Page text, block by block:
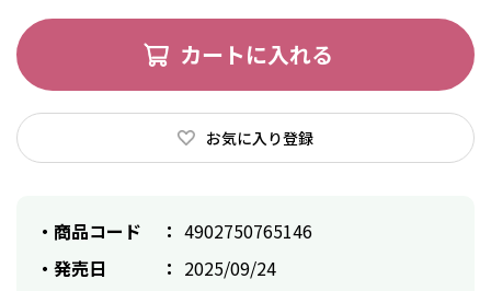
カートに入れる
お気に入り登録
商品コード
4902750765146
発売日
2025/09/24